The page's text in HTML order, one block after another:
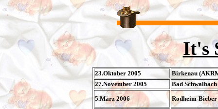
It's
23.Oktober 2005
Birkenau
27.November 2005
Bad
5.März 2006
Rodheim-